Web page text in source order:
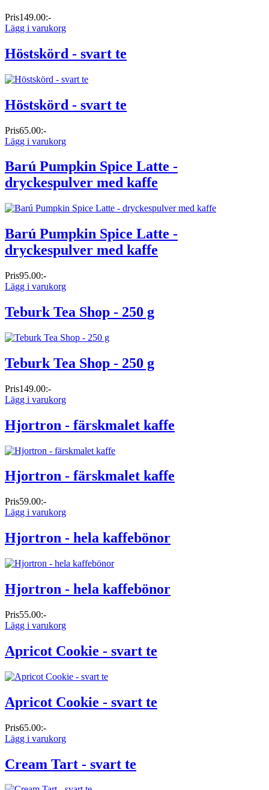
Pris149.00:-
Lägg i varukorg
Höstskörd - svart te
Höstskörd - svart te
Pris65.00:-
Lägg i varukorg
Barú Pumpkin Spice Latte -
dryckespulver med kaffe
Barú Pumpkin Spice Latte -
dryckespulver med kaffe
Pris95.00:-
Lägg i varukorg
Teburk Tea Shop - 250 g
Teburk Tea Shop - 250 g
Pris149.00:-
Lägg i varukorg
Hjortron - färskmalet kaffe
Hjortron - färskmalet kaffe
Pris59.00:-
Lägg i varukorg
Hjortron - hela kaffebönor
Hjortron - hela kaffebönor
Pris55.00:-
Lägg i varukorg
Apricot Cookie - svart te
Apricot Cookie - svart te
Pris65.00:-
Lägg i varukorg
Cream Tart - svart te